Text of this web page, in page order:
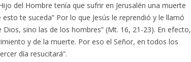
del Hombre tenía que sufrir en Jerusalén una muerte
te suceda” Por lo que Jesús le reprendió y le llamó
sino las de los hombres” (Mt. 16, 21-23). En efecto,
y de la muerte. Por eso el Señor, en todos los
día resucitará”.